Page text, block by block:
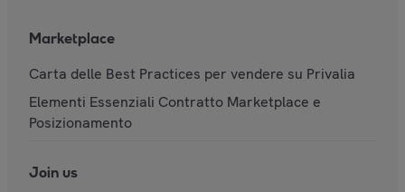
Marketplace
Carta delle Best Practices per vendere su Privalia
Elementi Essenziali Contratto Marketplace e
Posizionamento
Join us